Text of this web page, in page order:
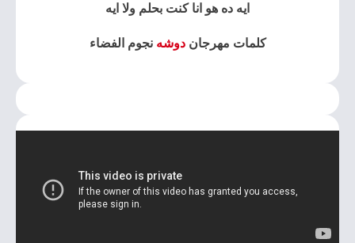
ايه ده هو انا كنت بحلم ولا ايه
كلمات مهرجاندوشه نجوم الفضاء